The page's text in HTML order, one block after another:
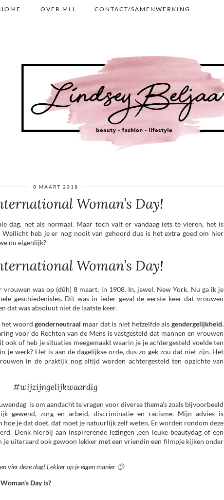
HOME OVER MIJ CONTACT/SAMENWERKING
8 MAART 2018
Woman’s Day!
dag, net als normaal. Maar toch valt er vandaag iets te vieren, het is
Wellicht heb je er nog nooit van gehoord dus is het extra goed om hier
nu eigenlijk?
Woman’s Day!
vrouwen was op (dûh) 8 maart, in 1908. In, jawel, New York. Nu ga ik je
geschiedenisles. Dit was in ieder geval de eerste keer dat vrouwen
dat was absoluut niet de laatste keer.
het woordgenderneutraal maar dat is niet hetzelfde als gendergelijkheid.
voor de Rechten van de Mens is vastgesteld dat mannen en vrouwen
ook of heb je situaties meegemaakt waarin je je achtergesteld voelde ten
je werk? Het is aan de dagelijkse orde, dus zo gek zou dat niet zijn. Het
in de praktijk nog altijd worden achtergesteld ten opzichte van
#wijzijngelijkwaardig
is om aandacht te vragen voor diverse thema’s zoals bijvoorbeeld
gewend, zorg en arbeid, discriminatie en racisme. Mijn advies is
hoe je dat doet, dat moet je natuurlijk zelf weten. Er worden rondom deze
Denk hierbij aan inspirerende lezingen ,een leuke beautydag of een
uiteraard ook gewoon lekker met een vriendin een filmpje kijken onder
vier deze dag! Lekker op je eigen manier 🙂
Day is?